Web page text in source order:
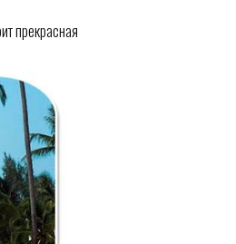
прекрасная